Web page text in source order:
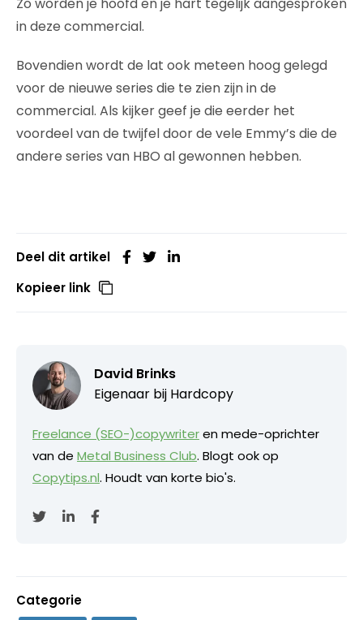
in deze commercial.
Bovendien wordt de lat ook meteen hoog gelegd
voor de nieuwe series die te zien zijn in de
commercial. Als kijker geef je die eerder het
voordeel van de twijfel door de vele Emmy’s die de
andere series van HBO al gewonnen hebben.
Deel dit artikel
Kopieer link
David Brinks
Eigenaar bij Hardcopy
Freelance (SEO-)copywriteren mede-oprichter
van de Metal Business Club. Blogt ook op
Copytips.nl. Houdt van korte bio's.
Categorie